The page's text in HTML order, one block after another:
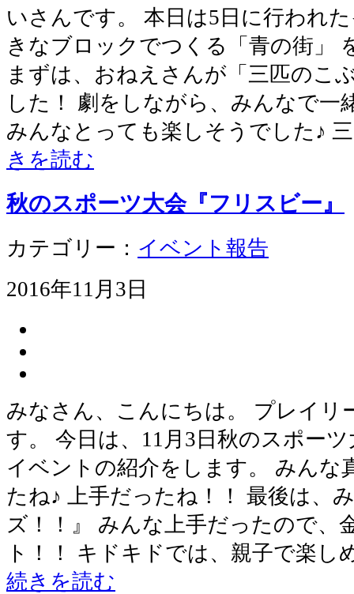
いさんです。 本日は5日に行われ
きなブロックでつくる「青の街」
まずは、おねえさんが「三匹のこ
した！ 劇をしながら、みんなで一
みんなとっても楽しそうでした♪
きを読む
秋のスポーツ大会『フリスビー』
カテゴリー： イベント報告
2016年11月3日
みなさん、こんにちは。 プレイリ
す。 今日は、11月3日秋のスポー
イベントの紹介をします。 みんな
たね♪ 上手だったね！！ 最後は、
ズ！！』 みんな上手だったので、
ト！！ キドキドでは、親子で楽
続きを読む